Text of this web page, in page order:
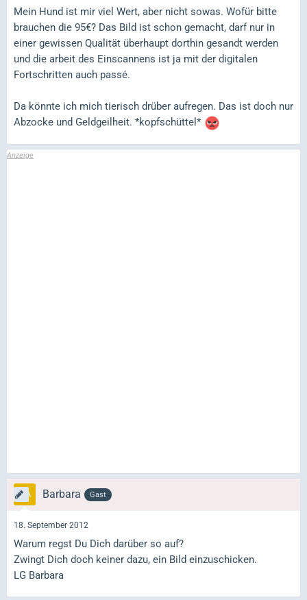
Mein Hund ist mir viel Wert, aber nicht sowas. Wofür bitte
brauchen die 95€? Das Bild ist schon gemacht, darf nur in
einer gewissen Qualität überhaupt dorthin gesandt werden
und die arbeit des Einscannens ist ja mit der digitalen
Fortschritten auch passé.
Da könnte ich mich tierisch drüber aufregen. Das ist doch nur
Abzocke und Geldgeilheit. *kopfschüttel*
Barbara Gast
18. September 2012
Warum regst Du Dich darüber so auf?
Zwingt Dich doch keiner dazu, ein Bild einzuschicken.
LG Barbara